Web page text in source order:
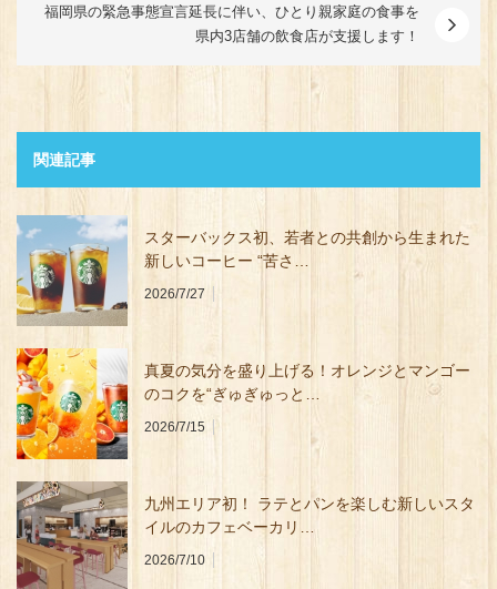
福岡県の緊急事態宣言延長に伴い、ひとり親家庭の食事を
県内3店舗の飲食店が支援します！
関連記事
スターバックス初、若者との共創から生まれた
新しいコーヒー “苦さ…
2026/7/27
真夏の気分を盛り上げる！オレンジとマンゴー
のコクを“ぎゅぎゅっと…
2026/7/15
九州エリア初！ ラテとパンを楽しむ新しいスタ
イルのカフェベーカリ…
2026/7/10